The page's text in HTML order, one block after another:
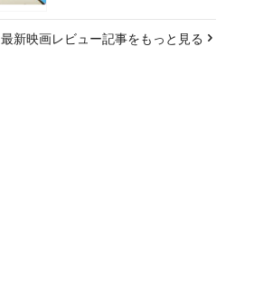
最新映画レビュー記事をもっと見る